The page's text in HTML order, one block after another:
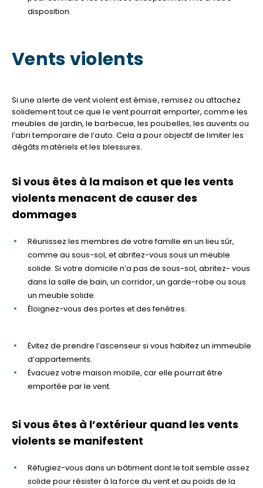
disposition.
Vents violents
Si une alerte de vent violent est émise, remisez ou attachez
solidement tout ce que le vent pourrait emporter, comme les
meubles de jardin, le barbecue, les poubelles, les auvents ou
l’abri temporaire de l’auto. Cela a pour objectif de limiter les
dégâts matériels et les blessures.
Si vous êtes à la maison et que les vents
violents menacent de causer des
dommages
Réunissez les membres de votre famille en un lieu sûr,
comme au sous-sol, et abritez-vous sous un meuble
solide. Si votre domicile n’a pas de sous-sol, abritez- vous
dans la salle de bain, un corridor, un garde-robe ou sous
un meuble solide.
Éloignez-vous des portes et des fenêtres.
Évitez de prendre l’ascenseur si vous habitez un immeuble
d’appartements.
Évacuez votre maison mobile, car elle pourrait être
emportée par le vent.
Si vous êtes à l’extérieur quand les vents
violents se manifestent
Réfugiez-vous dans un bâtiment dont le toit semble assez
solide pour résister à la force du vent et au poids de la